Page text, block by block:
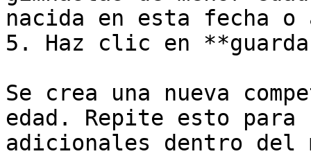
nacida en esta fecha
5. Haz clic en
Se crea una nueva
edad. Repite esto para
adicionales dentro del